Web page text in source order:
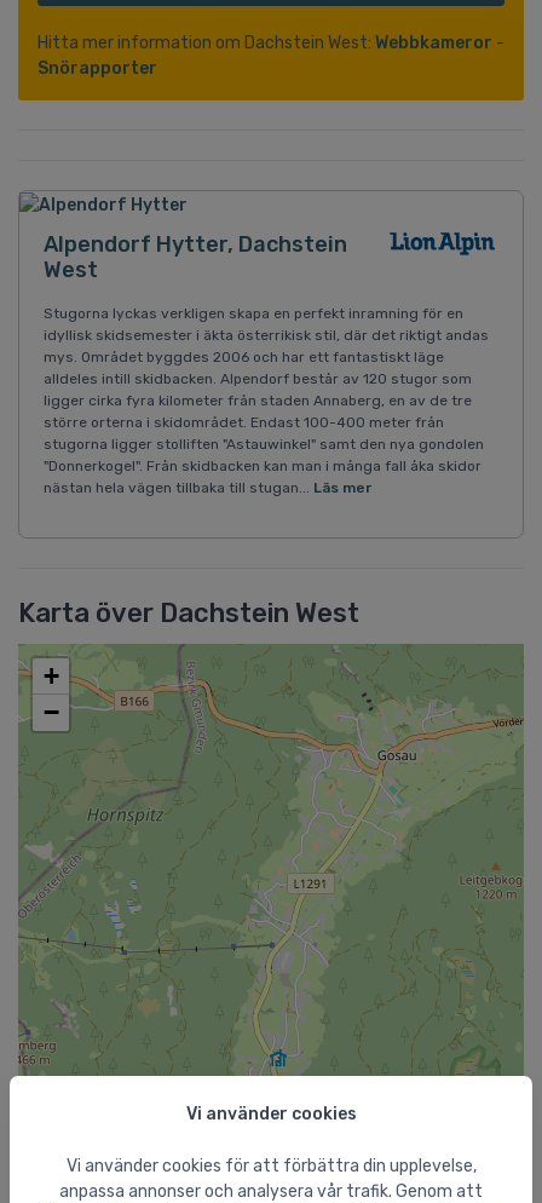
Vi använder cookies
Vi använder cookies för att förbättra din upplevelse,
anpassa annonser och analysera vår trafik. Genom att
Hitta mer information om Dachstein West: Webbkameror -
Snörapporter
Alpendorf Hytter, Dachstein
West
Stugorna lyckas verkligen skapa en perfekt inramning för en
idyllisk skidsemester i äkta österrikisk stil, där det riktigt andas
mys. Området byggdes 2006 och har ett fantastiskt läge
alldeles intill skidbacken. Alpendorf består av 120 stugor som
ligger cirka fyra kilometer från staden Annaberg, en av de tre
större orterna i skidområdet. Endast 100-400 meter från
stugorna ligger stolliften "Astauwinkel" samt den nya gondolen
"Donnerkogel". Från skidbacken kan man i många fall åka skidor
nästan hela vägen tillbaka till stugan... Läs mer
Karta över Dachstein West
+
−